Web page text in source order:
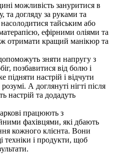
можливість зануритися в
та догляду за руками та
тайським або
ефірними оліями та
отримати кращий манікюр та
зняти напругу з
позбавитися від болю і
настрій і відчути
А доглянуті нігті після
настрій та додадуть
працюють з
фахівцями, які дбають
кожного клієнта. Вони
техніки і продукти, щоб